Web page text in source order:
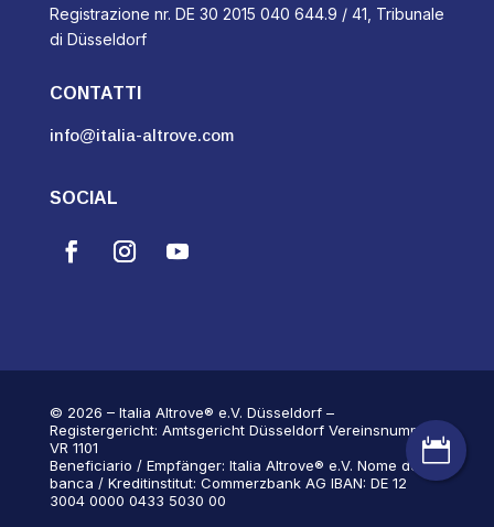

Registrazione nr. DE 30 2015 040 644.9 / 41, Tribunale
di Düsseldorf
CONTATTI
info@italia-altrove.com
SOCIAL
© 2026 – Italia Altrove® e.V. Düsseldorf –
Registergericht: Amtsgericht Düsseldorf Vereinsnummer:
VR 1101
Beneficiario / Empfänger: Italia Altrove® e.V. Nome della
banca / Kreditinstitut: Commerzbank AG IBAN: DE 12
3004 0000 0433 5030 00